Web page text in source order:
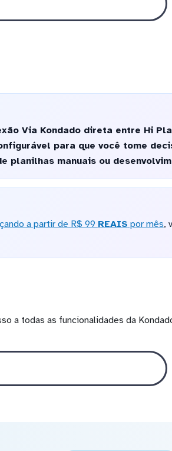
Via Kondado direta entre Hi
para que você tome
planilhas manuais ou
a partir de R$ 99 REAIS por mês,
a todas as funcionalidades da